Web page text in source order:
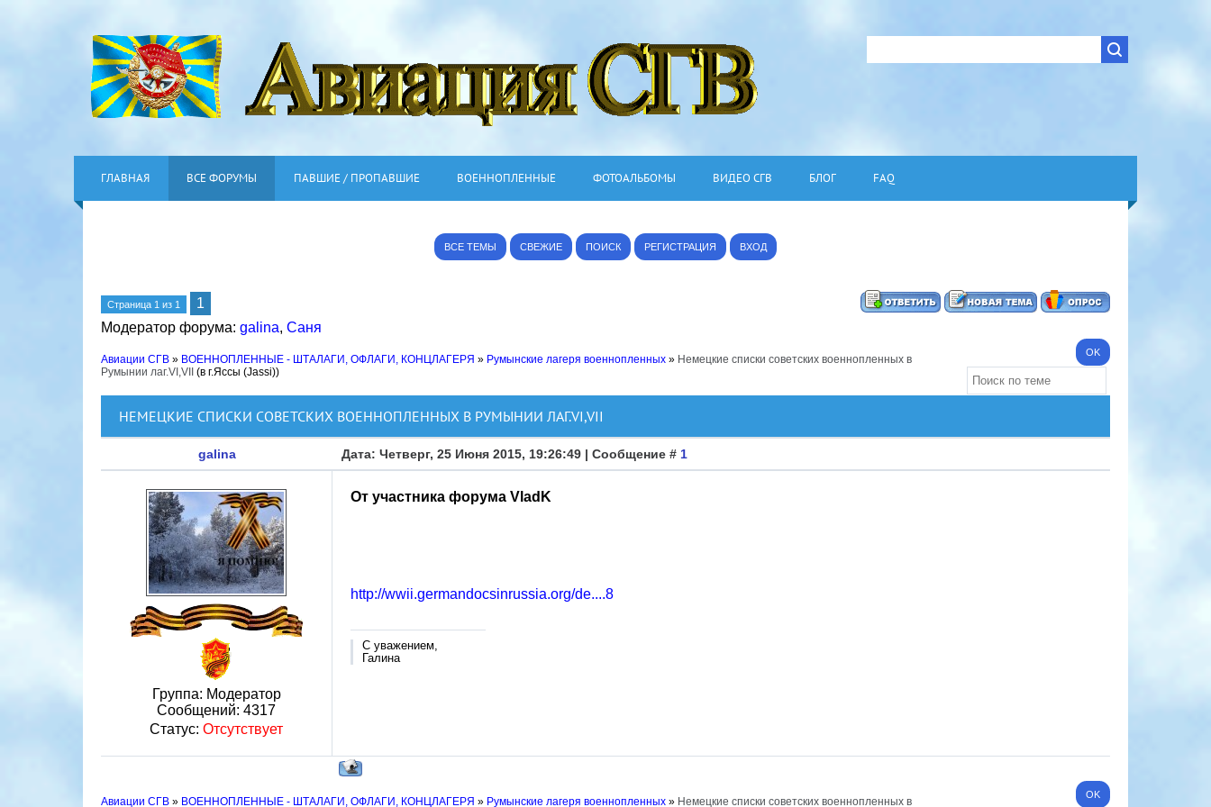
ГЛАВНАЯ ВСЕ ФОРУМЫ ПАВШИЕ / ПРОПАВШИЕ ВОЕННОПЛЕННЫЕ ФОТОАЛЬБОМЫ ВИДЕО СГВ БЛОГ FAQ
ВСЕ ТЕМЫ СВЕЖИЕ ПОИСК РЕГИСТРАЦИЯ ВХОД
Страница 1 из 1
1
Модератор форума: galina, Саня
Авиации СГВ » ВОЕННОПЛЕННЫЕ - ШТАЛАГИ, ОФЛАГИ, КОНЦЛАГЕРЯ » Румынские лагеря военнопленных » Немецкие списки советских военнопленных в
Румынии лаг.VI,VII
(в г.Яссы (Jassi))
НЕМЕЦКИЕ СПИСКИ СОВЕТСКИХ ВОЕННОПЛЕННЫХ В РУМЫНИИ ЛАГ.VI,VII
galina Дата: Четверг, 25 Июня 2015, 19:26:49 | Сообщение # 1
Группа: Модератор
Сообщений: 4317
Статус: Отсутствует
От участника форума VladK
http://wwii.germandocsinrussia.org/de....8
С уважением,
Галина
Авиации СГВ » ВОЕННОПЛЕННЫЕ - ШТАЛАГИ, ОФЛАГИ, КОНЦЛАГЕРЯ » Румынские лагеря военнопленных » Немецкие списки советских военнопленных в